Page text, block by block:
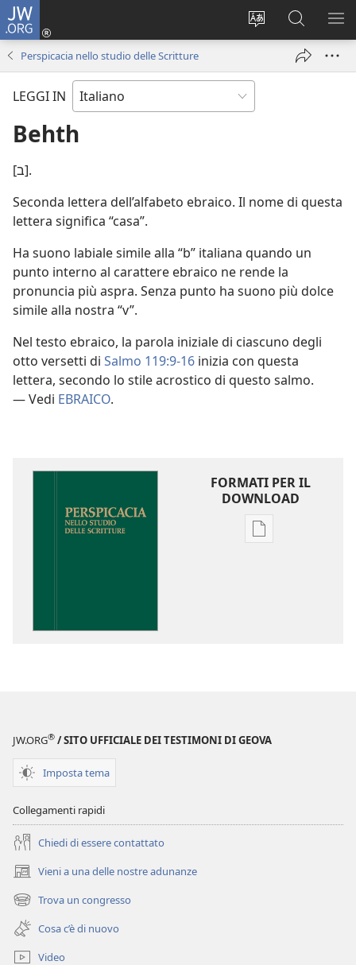
JW.ORG
Modificare
Accedi
(apre
finestra)
Cerca
in
JW.ORG
Perspicacia nello studio delle Scritture
LEGGI IN
Behth
[ב].
Seconda lettera dell’alfabeto ebraico. Il nome di questa
lettera significa “casa”.
Ha suono labiale simile alla “b” italiana quando un
punto interno al carattere ebraico ne rende la
pronuncia più aspra. Senza punto ha suono più dolce
simile alla nostra “v”.
Nel testo ebraico, la parola iniziale di ciascuno degli
otto versetti di Salmo 119:9-16 inizia con questa
lettera, secondo lo stile acrostico di questo salmo.
— Vedi EBRAICO.
FORMATI PER IL
DOWNLOAD
Opzioni
JW.ORG® / SITO UFFICIALE DEI TESTIMONI DI GEOVA
Imposta tema
Collegamenti rapidi
Chiedi di essere contattato
Vieni a una delle nostre adunanze
(apre
una
nuova
finestra)
Trova un congresso
(apre
una
nuova
finestra)
Cosa c’è di nuovo
Video